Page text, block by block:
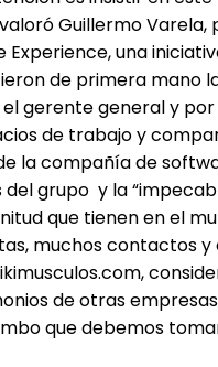
Guillermo Varela,
una
de primera mano
gerente general y por
de trabajo y
la compañía de
grupo y la
que tienen en el
muchos contactos
de otras
que debemos